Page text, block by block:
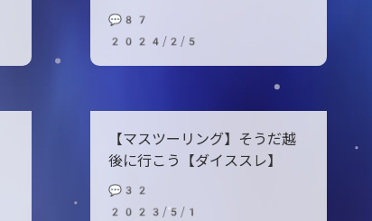
💬87
2024/2/5
【マスツーリング】そうだ越
後に行こう【ダイススレ】
💬32
2023/5/1